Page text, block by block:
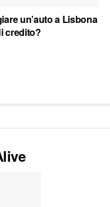
un’auto a Lisbona
credito?